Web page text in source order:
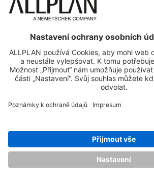
Home
SPOLEČNOST
O společnosti ALLPLAN
Práce & kariéra